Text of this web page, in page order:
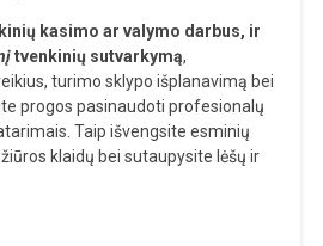
kasimo ar valymo darbus, ir
tvenkinių sutvarkymą,
turimo sklypo išplanavimą bei
progos pasinaudoti profesionalų
Taip išvengsite esminių
klaidų bei sutaupysite lėšų ir